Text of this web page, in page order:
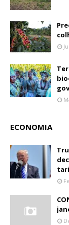
ECONOMIA